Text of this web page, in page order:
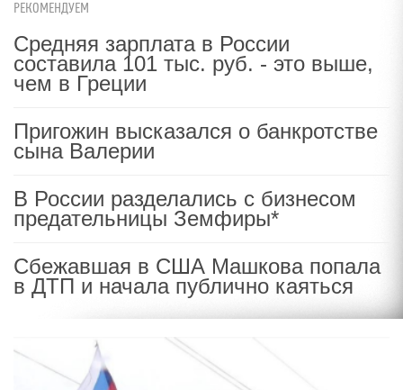
РЕКОМЕНДУЕМ
Средняя зарплата в России
составила 101 тыс. руб. - это выше,
чем в Греции
Пригожин высказался о банкротстве
сына Валерии
В России разделались с бизнесом
предательницы Земфиры*
Сбежавшая в США Машкова попала
в ДТП и начала публично каяться